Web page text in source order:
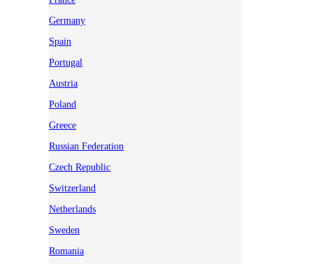
Germany
Spain
Portugal
Austria
Poland
Greece
Russian Federation
Czech Republic
Switzerland
Netherlands
Sweden
Romania